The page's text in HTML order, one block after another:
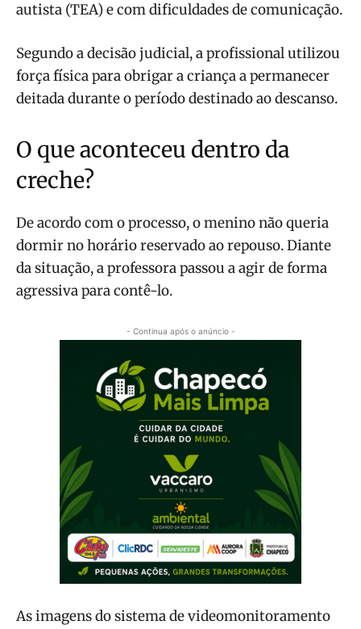
autista (TEA) e com dificuldades de comunicação.
Segundo a decisão judicial, a profissional utilizou
força física para obrigar a criança a permanecer
deitada durante o período destinado ao descanso.
O que aconteceu dentro da
creche?
De acordo com o processo, o menino não queria
dormir no horário reservado ao repouso. Diante
da situação, a professora passou a agir de forma
agressiva para contê-lo.
- Continua após o anúncio -
As imagens do sistema de videomonitoramento